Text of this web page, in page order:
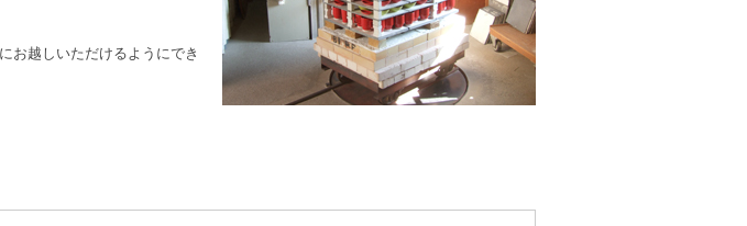
お越しいただけるようにでき